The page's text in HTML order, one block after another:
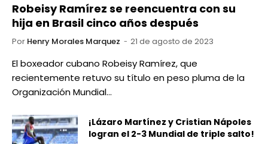
Robeisy Ramírez se reencuentra con su
hija en Brasil cinco años después
Por Henry Morales Marquez 21 de agosto de 2023
El boxeador cubano Robeisy Ramírez, que
recientemente retuvo su título en peso pluma de la
Organización Mundial…
¡Lázaro Martínez y Cristian Nápoles
logran el 2-3 Mundial de triple salto!